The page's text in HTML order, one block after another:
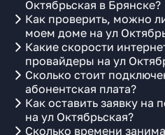
Октябрьская в Брянске?
Как проверить, можно
моем доме на ул
Какие скорости
провайдеры на ул
Сколько стоит
абонентская плата?
Как оставить заявку на
на ул Октябрьская?
Сколько времени